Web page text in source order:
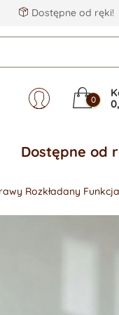
Dostępne od ręki!
0
Dostępne od
Rozkładany